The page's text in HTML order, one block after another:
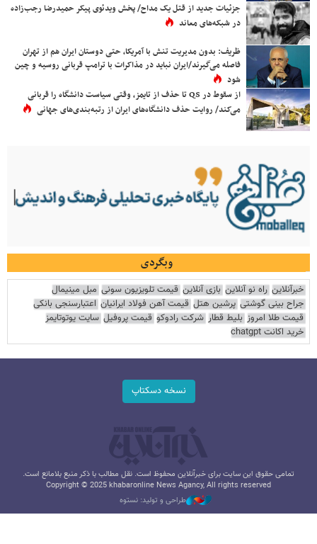
جزئیات جدید از قتل یک مداح/ پخش ویدئوی پیکر حمیدرضا رجب‌زاده
در شبکه‌های معاند
ظریف: بدون مدیریت تنش با آمریکا، حتی دوستان ایران هم از تهران
فاصله می‌گیرند/ایران نباید در مذاکرات با ترامپ قربانی روسیه و چین
شود
از سقوط در QS تا حذف از تایمز، وقتی سیاست دانشگاه را قربانی
می‌کند/ روایت حذف دانشگاه‌های ایران از رتبه‌بندی‌های جهانی
وبگردی
خبرآنلاین راه نو آنلاین بازی آنلاین قیمت تلویزیون سونی مبل مینیمال
جراح بینی گوشتی پرشین هتل قیمت آهن فولاد ایرانیان اعتبارسنجی بانکی
قیمت طلا امروز بلیط قطار شرکت رادوکو قیمت پروفیل سایت یوتوتایمز
خرید اکانت chatgpt
نسخه دسکتاپ
تمامی حقوق این سایت برای خبرآنلاین محفوظ است. نقل مطالب با ذکر منبع بلامانع است.
Copyright © 2025 khabaronline News Agancy, All rights reserved
طراحی و تولید: نستوه